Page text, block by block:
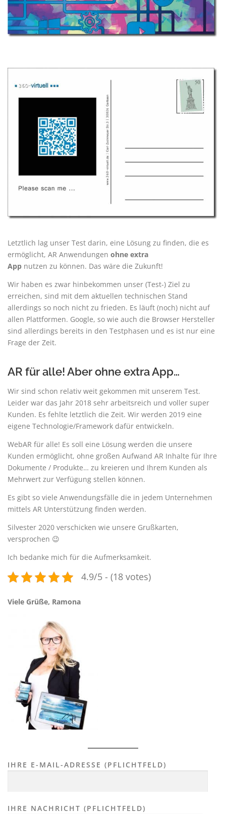
Letztlich lag unser Test darin, eine Lösung zu finden, die es
ermöglicht, AR Anwendungen ohne extra
App nutzen zu können. Das wäre die Zukunft!
Wir haben es zwar hinbekommen unser (Test-) Ziel zu
erreichen, sind mit dem aktuellen technischen Stand
allerdings so noch nicht zu frieden. Es läuft (noch) nicht auf
allen Plattformen. Google, so wie auch die Browser Hersteller
sind allerdings bereits in den Testphasen und es ist nur eine
Frage der Zeit.
AR für alle! Aber ohne extra App…
Wir sind schon relativ weit gekommen mit unserem Test.
Leider war das Jahr 2018 sehr arbeitsreich und voller super
Kunden. Es fehlte letztlich die Zeit. Wir werden 2019 eine
eigene Technologie/Framework dafür entwickeln.
WebAR für alle! Es soll eine Lösung werden die unsere
Kunden ermöglicht, ohne großen Aufwand AR Inhalte für Ihre
Dokumente / Produkte… zu kreieren und Ihrem Kunden als
Mehrwert zur Verfügung stellen können.
Es gibt so viele Anwendungsfälle die in jedem Unternehmen
mittels AR Unterstützung finden werden.
Silvester 2020 verschicken wie unsere Grußkarten,
versprochen 😉
Ich bedanke mich für die Aufmerksamkeit.
4.9/5 - (18 votes)
Viele Grüße, Ramona
IHRE E-MAIL-ADRESSE (PFLICHTFELD)
IHRE NACHRICHT (PFLICHTFELD)